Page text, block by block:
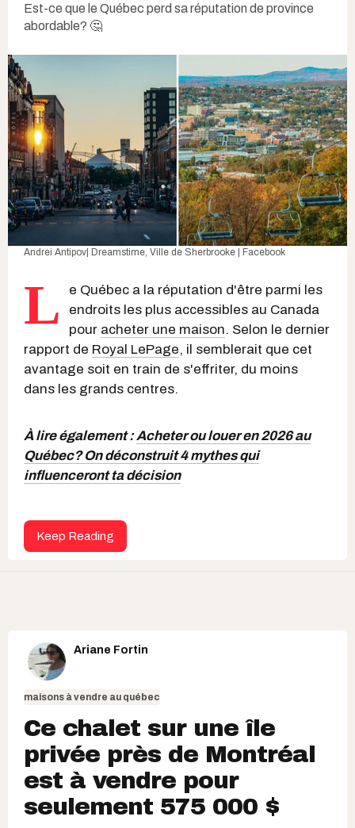
Est-ce que le Québec perd sa réputation de province
abordable? 🤔
Andrei Antipov| Dreamstime Ville de Sherbrooke | Facebook
L
e Québec a la réputation d'être parmi les
endroits les plus accessibles au Canada
pour acheter une maison. Selon le dernier
rapport de Royal LePage, il semblerait que cet
avantage soit en train de s'effriter, du moins
dans les grands centres.
À lire également :Acheter ou louer en 2026 au
Québec? On déconstruit 4 mythes qui
influenceront ta décision
Keep Reading
Ariane Fortin
maisons à vendre au québec
Ce chalet sur une île
privée près de Montréal
est à vendre pour
seulement 575 000 $